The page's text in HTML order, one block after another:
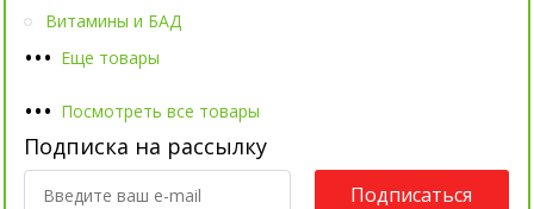
••• Еще товары
Витамины и БАД
••• Посмотреть все товары
Подписка на рассылку
Подписаться